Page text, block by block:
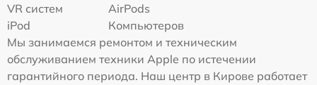
VR систем
AirPods
iPod
Компьютеров
Мы занимаемся ремонтом и техническим
обслуживанием техники Apple по истечении
гарантийного периода. Наш центр в Кирове работает